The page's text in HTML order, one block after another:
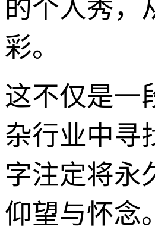
的个人秀，
彩。
这不仅是一
杂行业中寻
字注定将永
仰望与怀念。